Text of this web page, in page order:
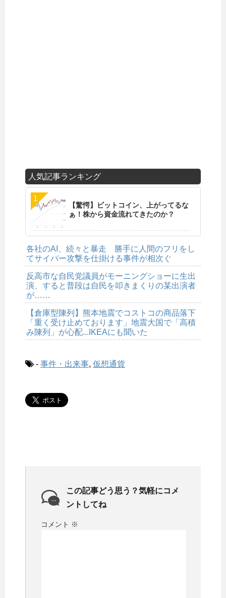
人気記事ランキング
【驚愕】ビットコイン、上がってるな
ぁ！株から資金流れてきたのか？
各社のAI、続々と暴走 勝手に人間のフリをし
てサイバー攻撃を仕掛ける事件が相次ぐ
反高市な自民党議員がモーニングショーに生出
演、すると普段は自民を叩きまくりの某出演者
が……
【倉庫型陳列】熊本地震でコストコの商品落下
「重く受け止めております」地震大国で「高積
み陳列」が心配...IKEAにも聞いた
- 事件・出来事, 仮想通貨
この記事どう思う？気軽にコメ
ントしてね
コメント ※